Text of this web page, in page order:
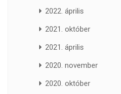
2022. április
2021. október
2021. április
2020. november
2020. október